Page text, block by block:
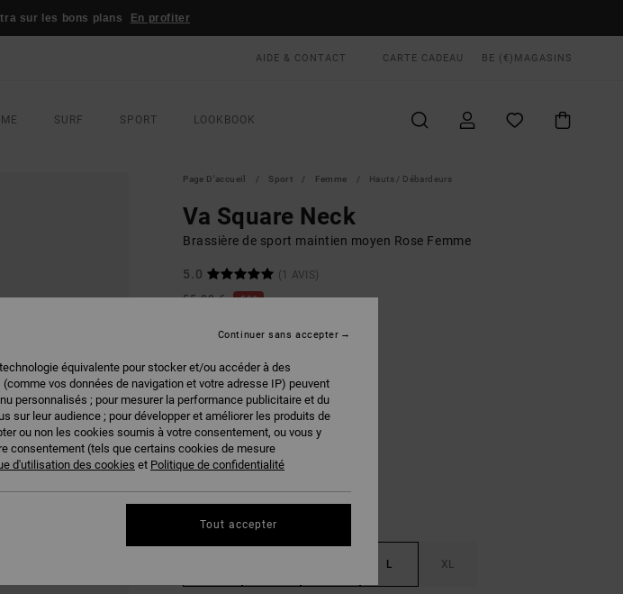
sur les bons plans En profiter
AIDE & CONTACT CARTE CADEAU BE (€) MAGASINS
SURF SPORT LOOKBOOK
Page D'accueil Sport Femme Hauts / Débardeurs
Va Square Neck
Brassière de sport maintien moyen Rose Femme
5.0
(1 AVIS)
55,00 €
55%
VENTE FLASH EXTRA 25%
COULEURDesert Taupe
L XL
équivalente pour stocker et/ou accéder à des
vos données de navigation et votre adresse IP) peuvent
personnalisés ; pour mesurer la performance publicitaire et du
sur leur audience ; pour développer et améliorer les produits de
ou non les cookies soumis à votre consentement, ou vous y
consentement (tels que certains cookies de mesure
d'utilisation des cookies et Politique de confidentialité
Continuer sans accepter
Tout accepter